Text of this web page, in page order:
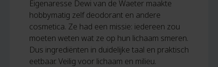
Eigenaresse Dewi van de Waeter maakte
hobbymatig zelf deodorant en andere
cosmetica. Ze had een missie: iedereen zou
moeten weten wat ze op hun lichaam smeren.
Dus ingrediënten in duidelijke taal en praktisch
eetbaar. Veilig voor lichaam en milieu.